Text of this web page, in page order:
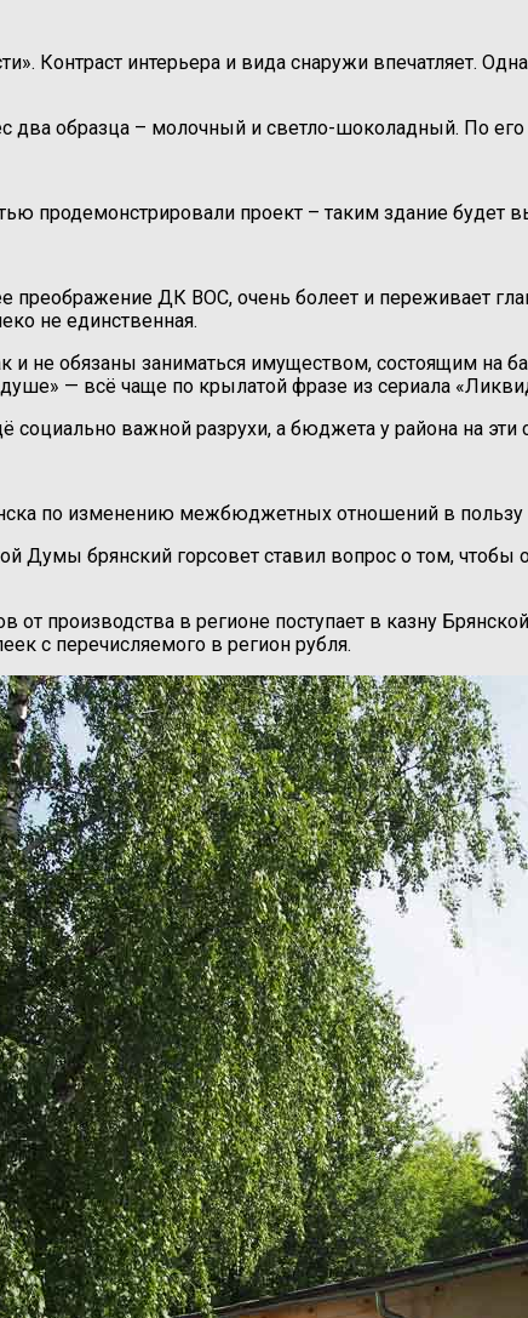
Контраст интерьера и вида снаружи впечатляет.
два образца – молочный и светло-шоколадный. По
продемонстрировали проект – таким здание будет
преображение ДК ВОС, очень болеет и переживает
не единственная.
и не обязаны заниматься имуществом, состоящим на
— всё чаще по крылатой фразе из сериала
важной разрухи, а бюджета у района на эти
по изменению межбюджетных отношений в пользу
Думы брянский горсовет ставил вопрос о том,
от производства в регионе поступает в казну
с перечисляемого в регион рубля.